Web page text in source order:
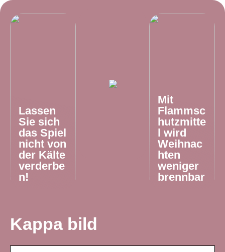
Lassen
Sie sich
das Spiel
nicht von
der Kälte
verderbe
n!
Mit
Flammsc
hutzmitte
l wird
Weihnac
hten
weniger
brennbar
Kappa bild